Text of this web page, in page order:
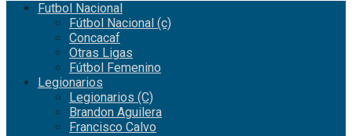
Futbol Nacional
Fútbol Nacional (c)
Concacaf
Otras Ligas
Fútbol Femenino
Legionarios
Legionarios (C)
Brandon Aguilera
Francisco Calvo